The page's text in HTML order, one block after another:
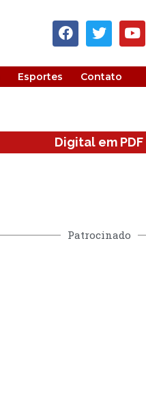
Esportes Contato
Digital em PDF
Patrocinado